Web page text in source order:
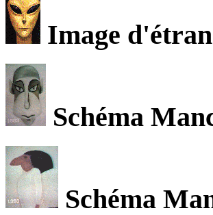
Image
Schéma
Schéma